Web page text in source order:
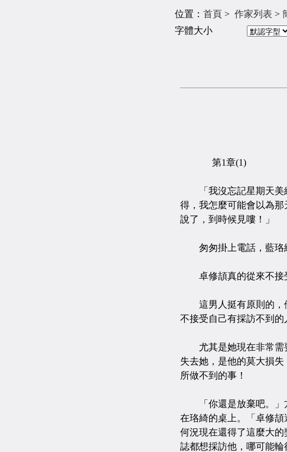
位置： 首頁 > 作家列表 >
字體大小
第1章(1)
「我沒忘記星期天美
得，我怎麼可能會以為
說了，到時候見嘍！」
匆匆掛上電話，藍珞
卓修頡真的從來不接
這男人挺有原則的，
不接受自己有採訪不到的
尤其是她現在非常需
失去她，是他的莫大損
所做不到的事！
「你還是放棄吧。」
在珞綺的桌上。「卓修
何況現在還得了這麼大
誌都想採訪他，哪可能輪